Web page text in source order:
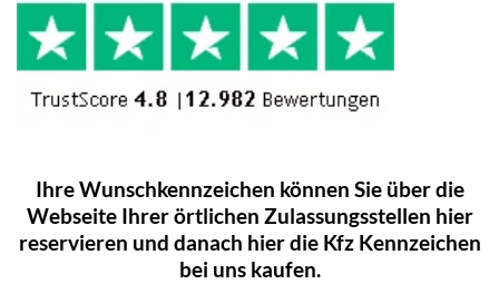
Ihre Wunschkennzeichen können Sie über die
Webseite Ihrer örtlichen Zulassungsstellen hier
reservieren und danach hier die Kfz Kennzeichen
bei uns kaufen.